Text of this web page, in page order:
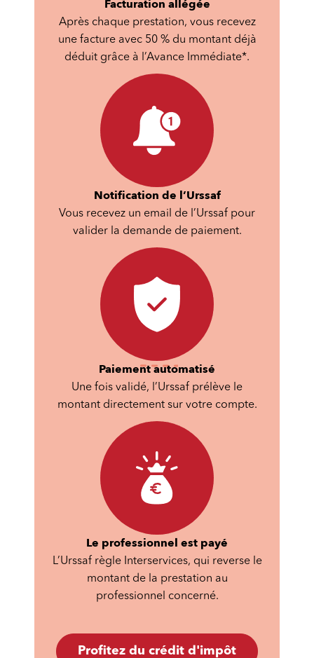
Facturation allégée
Après chaque prestation, vous recevez
une facture avec 50 % du montant déjà
déduit grâce à l’Avance Immédiate*.
Notification de l’Urssaf
Vous recevez un email de l’Urssaf pour
valider la demande de paiement.
Paiement automatisé
Une fois validé, l’Urssaf prélève le
montant directement sur votre compte.
Le professionnel est payé
L’Urssaf règle Interservices, qui reverse le
montant de la prestation au
professionnel concerné.
Profitez du crédit d'impôt